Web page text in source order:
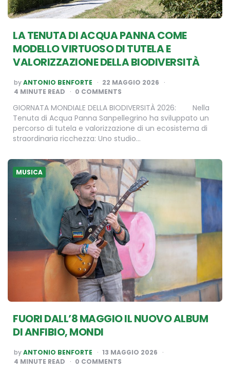
LA TENUTA DI ACQUA PANNA COME
MODELLO VIRTUOSO DI TUTELA E
VALORIZZAZIONE DELLA BIODIVERSITÀ
POSTED
BY
byANTONIO BENFORTE
22 MAGGIO 2026
4 MINUTE READ 0 COMMENTS
GIORNATA MONDIALE DELLA BIODIVERSITÀ 2026: Nella
Tenuta di Acqua Panna Sanpellegrino ha sviluppato un
percorso di tutela e valorizzazione di un ecosistema di
straordinaria ricchezza: Uno studio…
MUSICA
FUORI DALL’8 MAGGIO IL NUOVO ALBUM
DI ANFIBIO, MONDI
POSTED
BY
byANTONIO BENFORTE
13 MAGGIO 2026
4 MINUTE READ 0 COMMENTS